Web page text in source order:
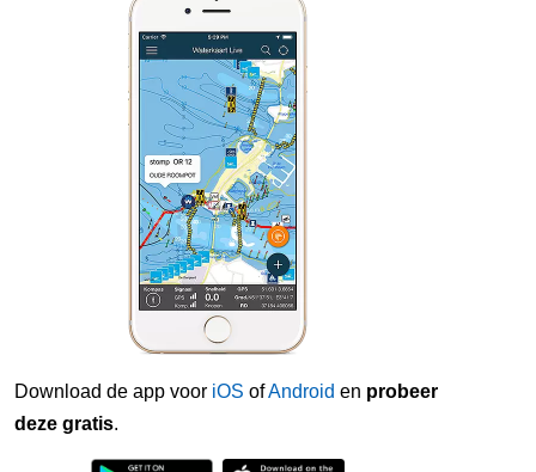
Download de app voor iOS ofAndroid en probeer
deze gratis.